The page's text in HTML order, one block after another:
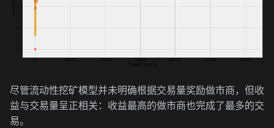
尽管流动性挖矿模型并未明确根据交易量奖励做市商，但收
益与交易量呈正相关：收益最高的做市商也完成了最多的交
易。